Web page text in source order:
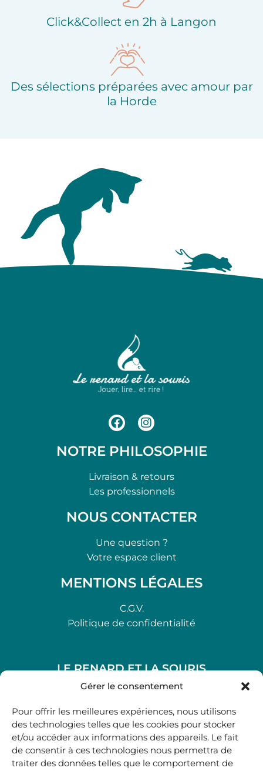
Gérer le consentement
Pour offrir les meilleures expériences, nous utilisons
des technologies telles que les cookies pour stocker
et/ou accéder aux informations des appareils. Le fait
de consentir à ces technologies nous permettra de
traiter des données telles que le comportement de
Click&Collect en 2h à Langon
Des sélections préparées avec amour par
la Horde
NOTRE PHILOSOPHIE
Livraison & retours
Les professionnels
NOUS CONTACTER
Une question ?
Votre espace client
MENTIONS LÉGALES
C.G.V.
Politique de confidentialité
LE RENARD ET LA SOURIS
48, rue Maubec 33210 LANGON
05 40 41 37 18
.
MARDI AU SAMEDI